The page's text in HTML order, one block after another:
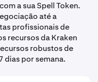
a sua Spell Token.
até a
profissionais de
recursos da Kraken
robustos de
dias por semana.